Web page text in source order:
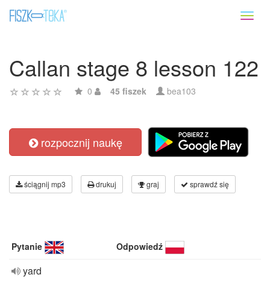
Callan stage 8 lesson 122
0 45 fiszek bea103
rozpocznij naukę
ściągnij mp3 drukuj graj sprawdź się
Pytanie Odpowiedź
yard